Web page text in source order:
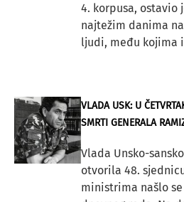
4. korpusa, ostavio
najtežim danima
ljudi, među kojima
VLADA USK: U
SMRTI GENERALA
Vlada Unsko-
otvorila 48.
ministrima našlo